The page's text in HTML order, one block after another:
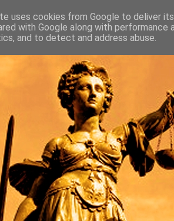
uses cookies from Google to deliver
with Google along with
and to detect and address abuse.